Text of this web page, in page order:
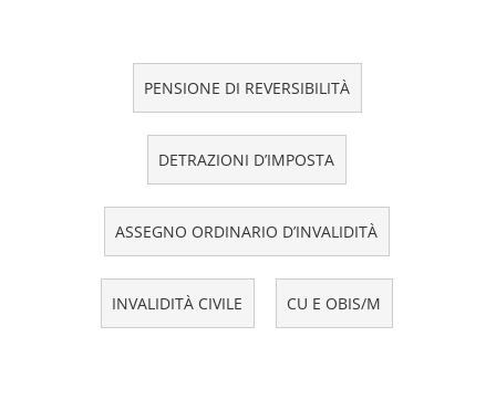
PENSIONE DI REVERSIBILITÀ
DETRAZIONI D’IMPOSTA
ASSEGNO ORDINARIO D’INVALIDITÀ
INVALIDITÀ CIVILE CU E OBIS/M